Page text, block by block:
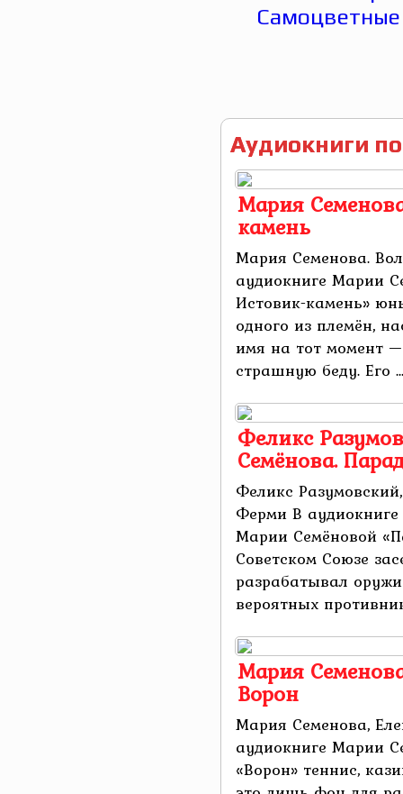
Аудиокниги
Мария
камень
Мария Семенова.
аудиокниге Марии
Истовик-камень»
одного из племён,
имя на тот момент
страшную беду. Его ...
Феликс
Семёнова.
Феликс
Ферми В
Марии Семёновой
Советском Союзе
разрабатывал
вероятных
Мария
Ворон
Мария Семенова,
аудиокниге Марии
«Ворон» теннис,